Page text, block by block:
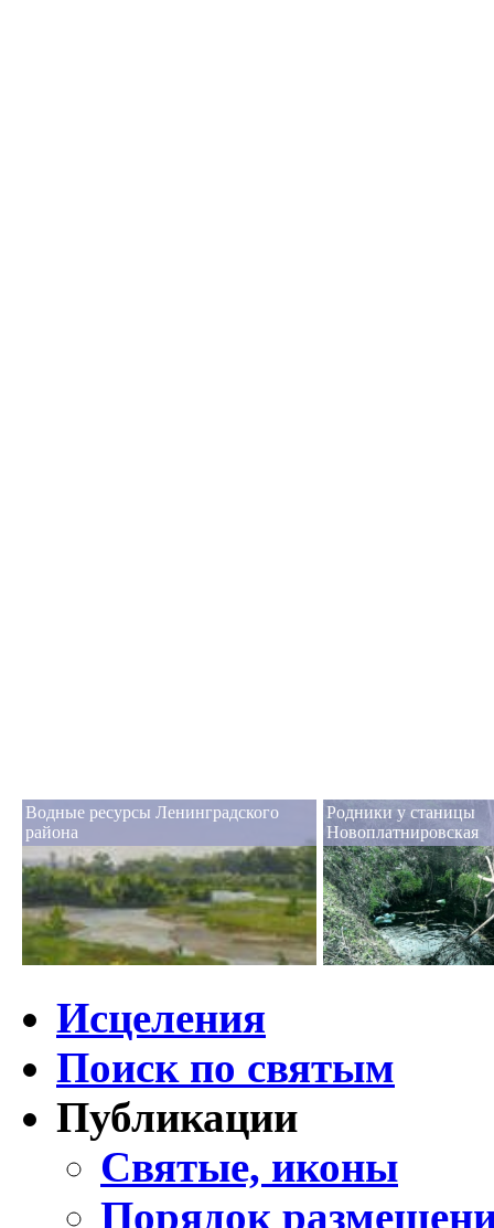
Водные ресурсы Ленинградского
района
Родники у станицы
Новоплатнировская
Исцеления
Поиск по святым
Публикации
Святые, иконы
Порядок